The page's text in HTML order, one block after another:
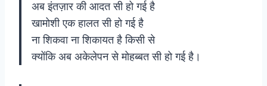
अब इंतज़ार की आदत सी हो गई है
खामोशी एक हालत सी हो गई है
ना शिकवा ना शिकायत है किसी से
क्योंकि अब अकेलेपन से मोहब्बत सी हो गई है।